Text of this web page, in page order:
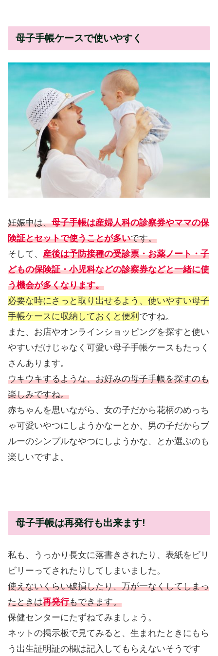
母子手帳ケースで使いやすく
妊娠中は、母子手帳は産婦人科の診察券やママの保
険証とセットで使うことが多いです。
そして、 産後は予防接種の受診票・お薬ノート・子
どもの保険証・小児科などの診察券などと一緒に使
う機会が多くなります。
必要な時にさっと取り出せるよう、使いやすい母子
手帳ケースに収納しておくと便利 ですね。
また、お店やオンラインショッピングを探すと使い
やすいだけじゃなく可愛い母子手帳ケースもたっく
さんあります。
ウキウキするような、お好みの母子手帳を探すのも
楽しみですね。
赤ちゃんを思いながら、女の子だから花柄のめっち
ゃ可愛いやつにしようかなーとか、男の子だからブ
ルーのシンプルなやつにしようかな、とか選ぶのも
楽しいですよ。
母子手帳は再発行も出来ます!
私も、うっかり長女に落書きされたり、表紙をビリ
ビリーってされたりしてしまいました。
使えないくらい破損したり、万が一なくしてしまっ
たときは再発行もできます。
保健センターにたずねてみましょう。
ネットの掲示板で見てみると、生まれたときにもら
う出生証明証の欄は記入してもらえないそうです